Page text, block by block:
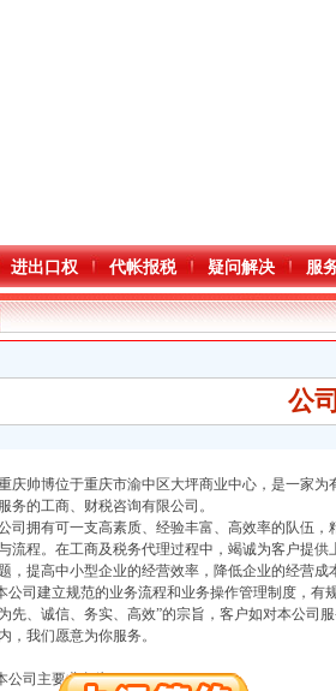
进出口权 代帐报税 疑问解决 服
公
庆帅博位于重庆市渝中区大坪商业中心，是一家
务的工商、财税咨询有限公司。
司拥有可一支高素质、经验丰富、高效率的队伍
流程。在工商及税务代理过程中，竭诚为客户提
，提高中小型企业的经营效率，降低企业的经营成
公司建立规范的业务流程和业务操作管理制度，有
先、诚信、务实、高效”的宗旨，客户如对本公司
，我们愿意为你服务。
公司主要业务为：